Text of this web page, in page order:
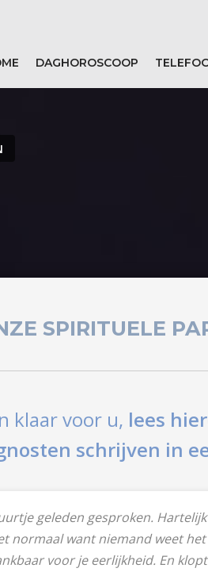
DAGHOROSCOOP
SPIRITUELE
klaar voor u, lees
schrijven in
geleden gesproken.
normaal want niemand weet
voor je eerlijkheid. En